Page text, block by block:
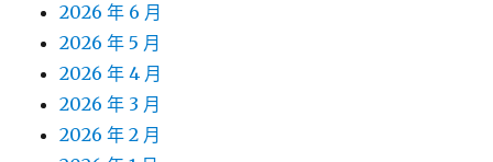
2026 年 6 月
2026 年 5 月
2026 年 4 月
2026 年 3 月
2026 年 2 月